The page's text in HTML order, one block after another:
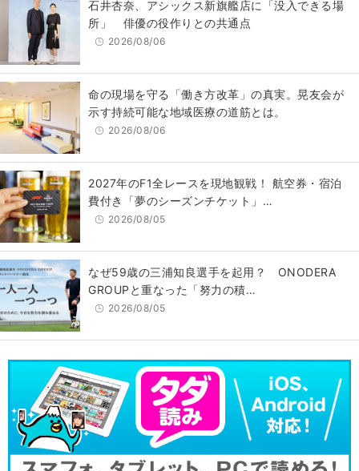
石井杏奈、アシックス新旗艦店に「没入できる場
所」 俳優の役作りとの共通点
2026/08/06
​命の現場を守る「働き方改革」の真実。晃友会が
示す持続可能な地域医療の道筋とは。
2026/08/06
2027年のF1全レースを現地観戦！ 航空券・宿泊
費付き「夢のシーズンチケット」…
2026/08/05
なぜ59歳の三浦知良選手を起用？ ONODERA
GROUPと重なった「努力の積…
2026/08/05